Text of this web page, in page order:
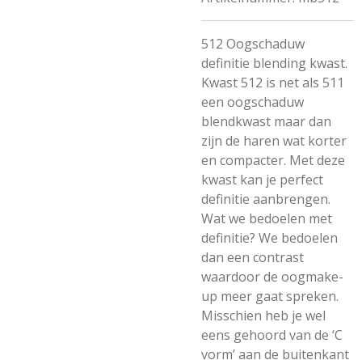
512 Oogschaduw
definitie blending kwast.
Kwast 512 is net als 511
een oogschaduw
blendkwast maar dan
zijn de haren wat korter
en compacter. Met deze
kwast kan je perfect
definitie aanbrengen.
Wat we bedoelen met
definitie? We bedoelen
dan een contrast
waardoor de oogmake-
up meer gaat spreken.
Misschien heb je wel
eens gehoord van de ‘C
vorm’ aan de buitenkant